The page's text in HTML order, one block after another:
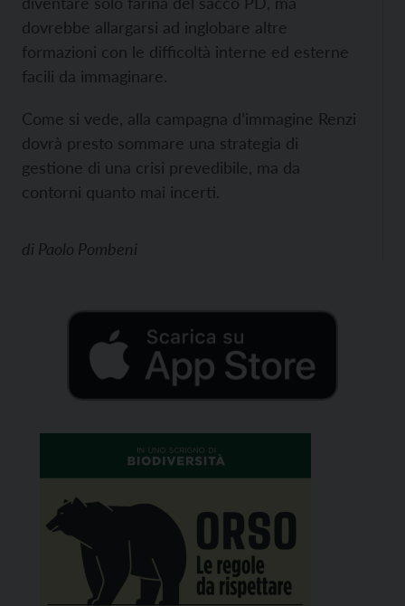
dovrebbe allargarsi ad inglobare altre
formazioni con le difficoltà interne ed esterne
facili da immaginare.
Come si vede, alla campagna d’immagine Renzi
dovrà presto sommare una strategia di
gestione di una crisi prevedibile, ma da
contorni quanto mai incerti.
di Paolo Pombeni